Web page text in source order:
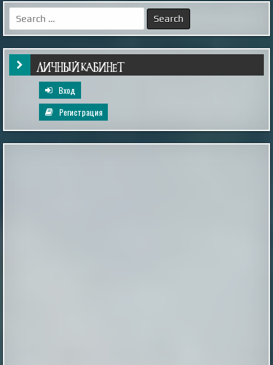
кошек составляет около 15 лет, однако многие из
них не доживают до этого возраста из-за
хронических заболеваний. Особенно уязвимы
породистые животные.
Inescapable is Live!
Ben and Aaron—the Mysterious Universe founders—are
Search
for:
ЛИЧНЫЙ КАБИНЕТ
Вход
Регистрация